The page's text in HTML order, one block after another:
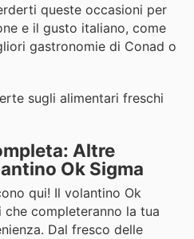
queste occasioni per
e il gusto italiano, come
gastronomie di Conad o
sugli alimentari freschi
Altre
Ok Sigma
qui! Il volantino Ok
completeranno la tua
Dal fresco delle